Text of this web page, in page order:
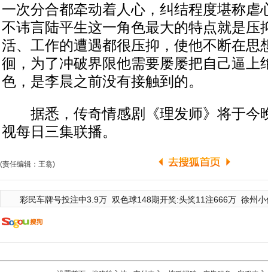
一次分合都牵动着人心，纠结程度堪称虐
不讳言陆平生这一角色最大的特点就是压
活、工作的遭遇都很压抑，使他不断在思
徊，为了冲破界限他需要屡屡把自己逼上
色，是李晨之前没有接触到的。
据悉，传奇情感剧《理发师》将于今
视每日三集联播。
(责任编辑：王翕)
彩民车牌号投注中3.9万 双色球148期开奖:头奖11注666万 徐州